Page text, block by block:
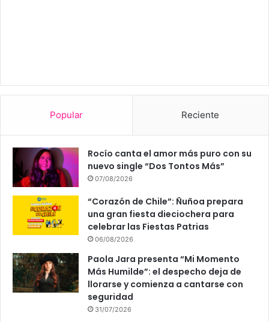
Popular Reciente
Rocío canta el amor más puro con su
nuevo single “Dos Tontos Más”
07/08/2026
“Corazón de Chile”: Ñuñoa prepara
una gran fiesta dieciochera para
celebrar las Fiestas Patrias
06/08/2026
Paola Jara presenta “Mi Momento
Más Humilde”: el despecho deja de
llorarse y comienza a cantarse con
seguridad
31/07/2026